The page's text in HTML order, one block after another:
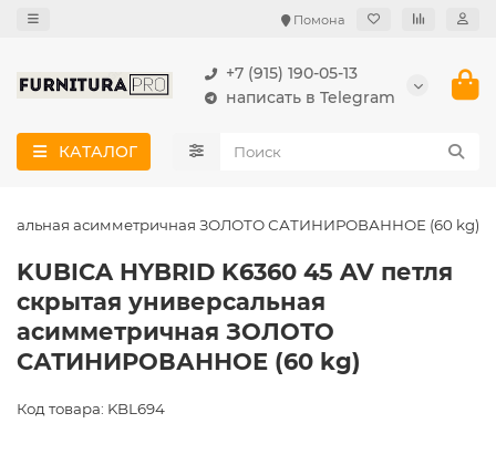
Помона
+7 (915) 190-05-13
написать в Telegram
КАТАЛОГ
асимметричная ЗОЛОТО САТИНИРОВАННОЕ (60 kg)
KUBICA HYBRID K6360 45 AV петля
скрытая универсальная
асимметричная ЗОЛОТО
САТИНИРОВАННОЕ (60 kg)
Код товара: KBL694